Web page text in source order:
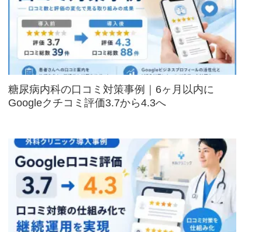
糖尿病内科の口コミ対策事例｜6ヶ月以内に
Googleクチコミ評価3.7から4.3へ